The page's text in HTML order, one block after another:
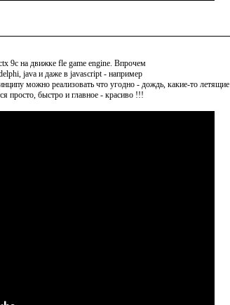
9c на движке fle game engine. Впрочем
java и даже в javascript - например
можно реализовать что угодно - дождь, какие-то летящие
просто, быстро и главное - красиво !!!